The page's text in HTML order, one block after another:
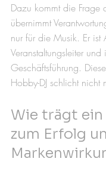
Dazu kommt die Frage
übernimmt
nur für die Musik. Er ist
Veranstaltungsleiter
Geschäftsführung.
Hobby-DJ schlicht nicht
Wie trägt
zum Erfolg